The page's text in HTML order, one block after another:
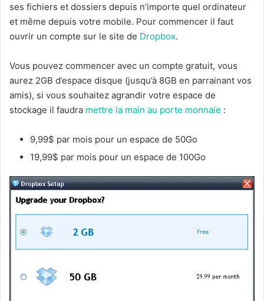
ses fichiers et dossiers depuis n’importe quel ordinateur
et même depuis votre mobile. Pour commencer il faut
ouvrir un compte sur le site de Dropbox.
Vous pouvez commencer avec un compte gratuit, vous
aurez 2GB d’espace disque (jusqu’à 8GB en parrainant vos
amis), si vous souhaitez agrandir votre espace de
stockage il faudra mettre la main au porte monnaie :
9,99$ par mois pour un espace de 50Go
19,99$ par mois pour un espace de 100Go